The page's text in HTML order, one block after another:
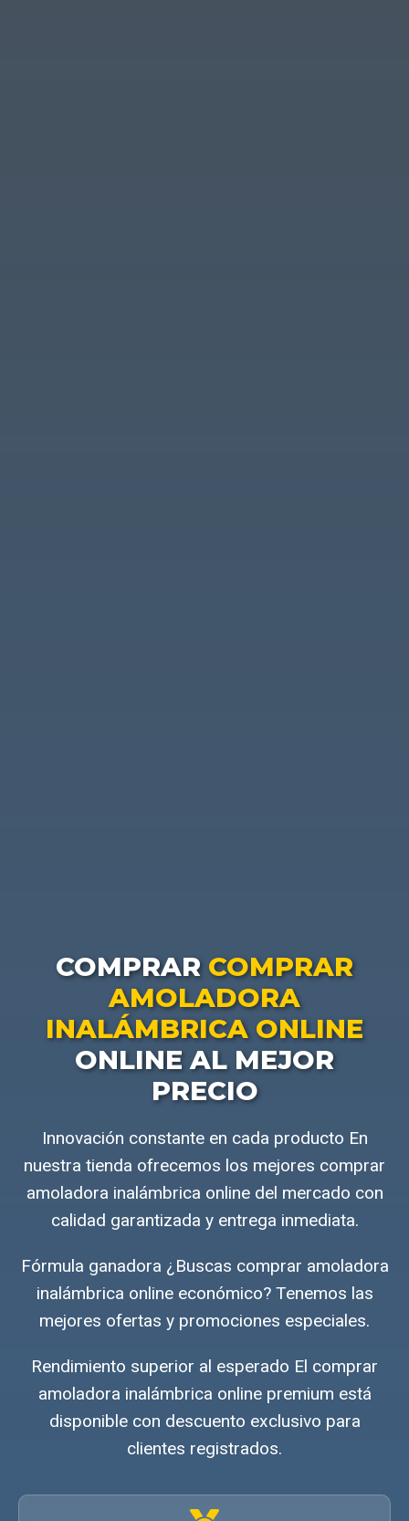
COMPRAR COMPRAR
AMOLADORA
INALÁMBRICA ONLINE
ONLINE AL MEJOR
PRECIO
Innovación constante en cada producto En
nuestra tienda ofrecemos los mejores comprar
amoladora inalámbrica online del mercado con
calidad garantizada y entrega inmediata.
Fórmula ganadora ¿Buscas comprar amoladora
inalámbrica online económico? Tenemos las
mejores ofertas y promociones especiales.
Rendimiento superior al esperado El comprar
amoladora inalámbrica online premium está
disponible con descuento exclusivo para
clientes registrados.